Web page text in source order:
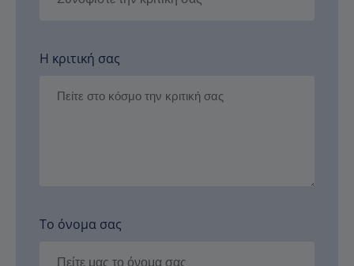
Η κριτική σας
Το όνομα σας